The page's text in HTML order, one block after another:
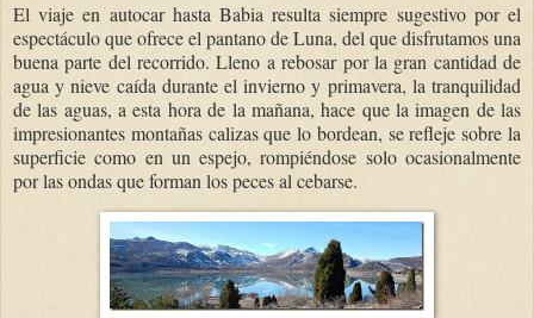
El viaje en autocar hasta Babia resulta siempre sugestivo por el
espectáculo que ofrece el pantano de Luna, del que disfrutamos una
buena parte del recorrido. Lleno a rebosar por la gran cantidad de
agua y nieve caída durante el invierno y primavera, la tranquilidad
de las aguas, a esta hora de la mañana, hace que la imagen de las
impresionantes montañas calizas que lo bordean, se refleje sobre la
superficie como en un espejo, rompiéndose solo ocasionalmente
por las ondas que forman los peces al cebarse.